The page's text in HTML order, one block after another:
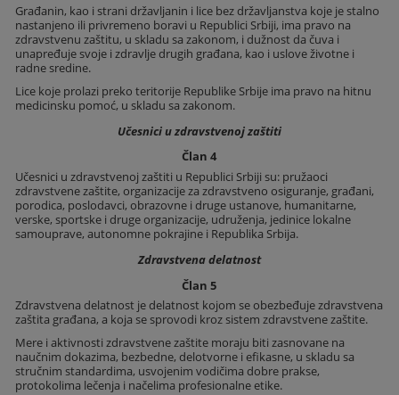
Građanin, kao i strani državljanin i lice bez državljanstva koje je stalno
nastanjeno ili privremeno boravi u Republici Srbiji, ima pravo na
zdravstvenu zaštitu, u skladu sa zakonom, i dužnost da čuva i
unapređuje svoje i zdravlje drugih građana, kao i uslove životne i
radne sredine.
Lice koje prolazi preko teritorije Republike Srbije ima pravo na hitnu
medicinsku pomoć, u skladu sa zakonom.
Učesnici u zdravstvenoj zaštiti
Član 4
Učesnici u zdravstvenoj zaštiti u Republici Srbiji su: pružaoci
zdravstvene zaštite, organizacije za zdravstveno osiguranje, građani,
porodica, poslodavci, obrazovne i druge ustanove, humanitarne,
verske, sportske i druge organizacije, udruženja, jedinice lokalne
samouprave, autonomne pokrajine i Republika Srbija.
Zdravstvena delatnost
Član 5
Zdravstvena delatnost je delatnost kojom se obezbeđuje zdravstvena
zaštita građana, a koja se sprovodi kroz sistem zdravstvene zaštite.
Mere i aktivnosti zdravstvene zaštite moraju biti zasnovane na
naučnim dokazima, bezbedne, delotvorne i efikasne, u skladu sa
stručnim standardima, usvojenim vodičima dobre prakse,
protokolima lečenja i načelima profesionalne etike.